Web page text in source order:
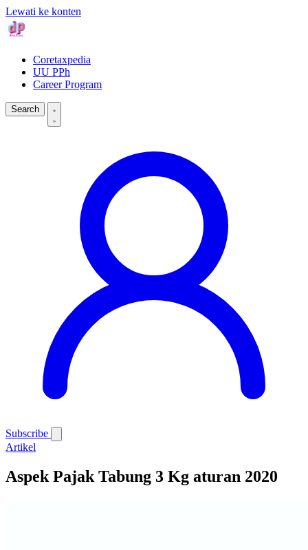
Lewati ke konten
Coretaxpedia
UU PPh
Career Program
Search
Subscribe
Artikel
Aspek Pajak Tabung 3 Kg aturan 2020